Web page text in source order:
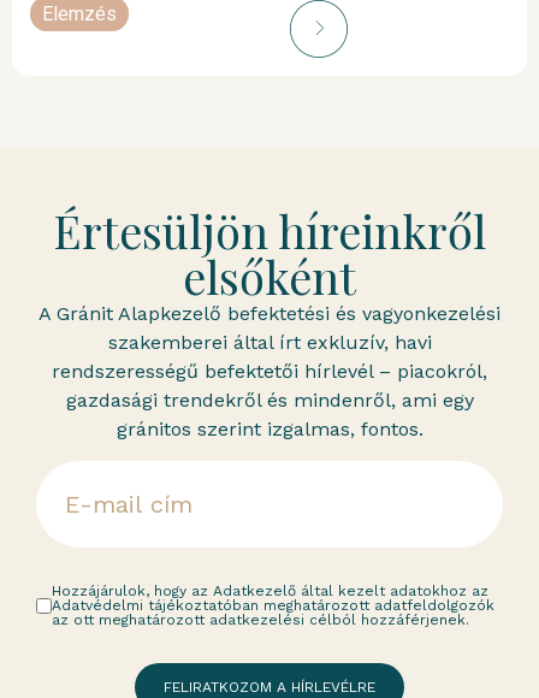
Elemzés
Értesüljön híreinkről
elsőként
A Gránit Alapkezelő befektetési és vagyonkezelési
szakemberei által írt exkluzív, havi
rendszerességű befektetői hírlevél – piacokról,
gazdasági trendekről és mindenről, ami egy
gránitos szerint izgalmas, fontos.
Hozzájárulok, hogy az Adatkezelő által kezelt adatokhoz az
Adatvédelmi tájékoztatóban meghatározott adatfeldolgozók
az ott meghatározott adatkezelési célból hozzáférjenek.
FELIRATKOZOM A HÍRLEVÉLRE